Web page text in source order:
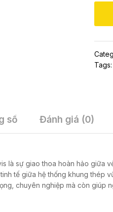
số Đánh giá (0)
là sự giao thoa hoàn hảo giữa
tế giữa hệ thống khung thép
chuyên nghiệp mà còn giúp